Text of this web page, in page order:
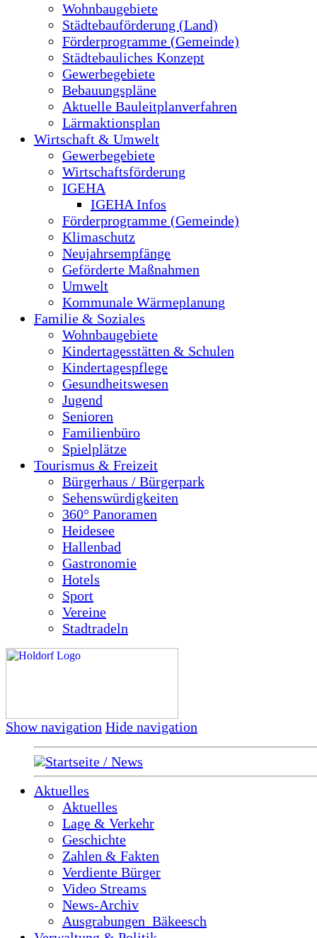
Wohnbaugebiete
Städtebauförderung (Land)
Förderprogramme (Gemeinde)
Städtebauliches Konzept
Gewerbegebiete
Bebauungspläne
Aktuelle Bauleitplanverfahren
Lärmaktionsplan
Wirtschaft & Umwelt
Gewerbegebiete
Wirtschaftsförderung
IGEHA
IGEHA Infos
Förderprogramme (Gemeinde)
Klimaschutz
Neujahrsempfänge
Geförderte Maßnahmen
Umwelt
Kommunale Wärmeplanung
Familie & Soziales
Wohnbaugebiete
Kindertagesstätten & Schulen
Kindertagespflege
Gesundheitswesen
Jugend
Senioren
Familienbüro
Spielplätze
Tourismus & Freizeit
Bürgerhaus / Bürgerpark
Sehenswürdigkeiten
360° Panoramen
Heidesee
Hallenbad
Gastronomie
Hotels
Sport
Vereine
Stadtradeln
Show navigation Hide navigation
Startseite / News
Aktuelles
Aktuelles
Lage & Verkehr
Geschichte
Zahlen & Fakten
Verdiente Bürger
Video Streams
News-Archiv
Ausgrabungen_Bäkeesch